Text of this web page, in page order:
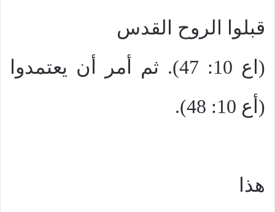
قبلوا الروح القدس
(اع 10: 47). ثم أمر أن يعتمدوا
(أع 10: 48).
هذا